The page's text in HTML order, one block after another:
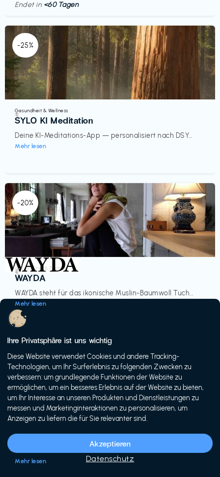
Endet in <60 Tagen
-25%
Gesundheit & Wellness
SYLO KI Meditation
Deine KI-Meditations-App — personalisiert nach DSY...
Mehr lesen
€‎
-20%
Accessoires & Fashion
WAYDA
WAYDA steht für das ikonische Muslin-Baumwoll Tuch...
Mehr lesen
€‎
-20%
Siech Cycles
Entdecke den Schweizer Brand für urbane Fahrräder...
Mehr lesen
Ihre Privatsphäre ist uns wichtig
Diese Website verwendet Cookies und andere Tracking-
Technologien, um Ihr Surferlebnis zu folgenden Zwecken zu
verbessern: um grundlegende Funktionen der Website zu
ermöglichen, um ein besseres Erlebnis auf der Website zu bieten,
um Ihr Interesse an unseren Produkten und Dienstleistungen zu
messen und Marketinginteraktionen zu personalisieren, um
Anzeigen zu liefern die für Sie relevanter sind.
Akzeptieren
Datenschutz